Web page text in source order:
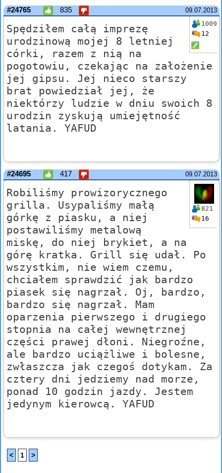
09.07.2013
#24765 835
1009
12
Spędziłem całą imprezę
urodzinową mojej 8 letniej
córki, razem z nią na
pogotowiu, czekając na założenie
jej gipsu. Jej nieco starszy
brat powiedział jej, że
niektórzy ludzie w dniu swoich 8
urodzin zyskują umiejętność
latania. YAFUD
09.07.2013
#24695 417
821
16
Robiliśmy prowizorycznego
grilla. Usypaliśmy małą
górkę z piasku, a niej
postawiliśmy metalową
miskę, do niej brykiet, a na
górę kratka. Grill się udał. Po
wszystkim, nie wiem czemu,
chciałem sprawdzić jak bardzo
piasek się nagrzał. Oj, bardzo,
bardzo się nagrzał. Mam
oparzenia pierwszego i drugiego
stopnia na całej wewnętrznej
części prawej dłoni. Niegroźne,
ale bardzo uciążliwe i bolesne,
zwłaszcza jak czegoś dotykam. Za
cztery dni jedziemy nad morze,
ponad 10 godzin jazdy. Jestem
jedynym kierowcą. YAFUD
< 1 >